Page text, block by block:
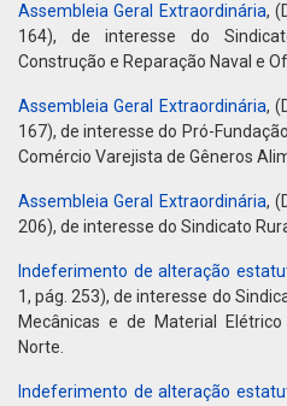
Assembleia Geral Extraordinária,
164), de interesse do
Construção e Reparação Naval e
Assembleia Geral Extraordinária,
167), de interesse do Pró-
Comércio Varejista de Gêneros
Assembleia Geral Extraordinária,
206), de interesse do Sindicato
Indeferimento de alteração
1, pág. 253), de interesse do
Mecânicas e de Material
Norte.
Indeferimento de alteração